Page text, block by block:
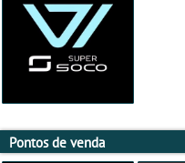
Pontos de venda